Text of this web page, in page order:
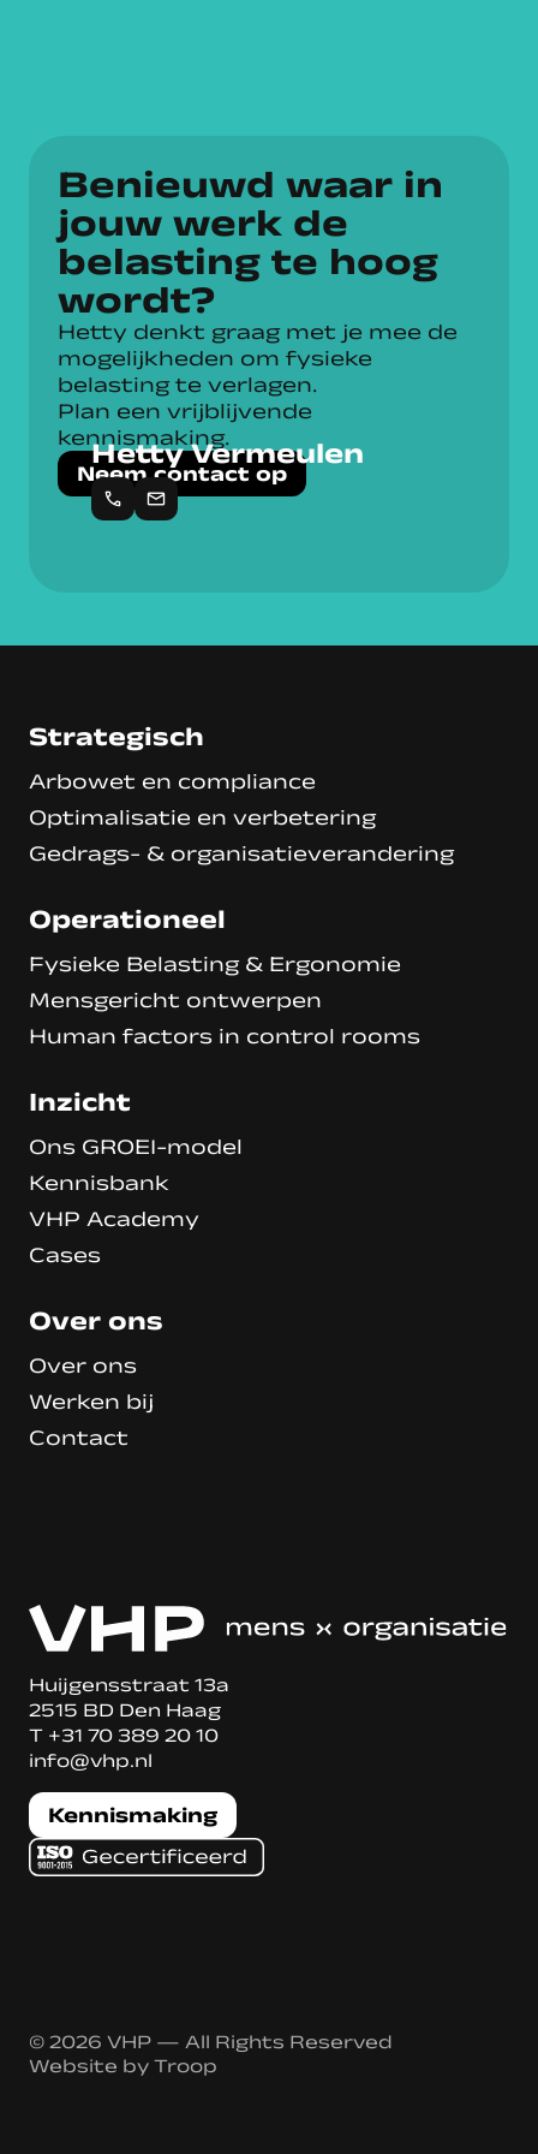
Hetty Vermeulen
call mail
Benieuwd waar in
jouw werk de
belasting te hoog
wordt?
Hetty denkt graag met je mee de
mogelijkheden om fysieke
belasting te verlagen.
Plan een vrijblijvende
kennismaking.
Neem contact op
Strategisch
Arbowet en compliance
Optimalisatie en verbetering
Gedrags- & organisatieverandering
Operationeel
Fysieke Belasting & Ergonomie
Mensgericht ontwerpen
Human factors in control rooms
Inzicht
Ons GROEI-model
Kennisbank
VHP Academy
Cases
Over ons
Over ons
Werken bij
Contact
Huijgensstraat 13a
2515 BD Den Haag
T +31 70 389 20 10
info@vhp.nl
Kennismaking
© 2026 VHP — All Rights Reserved
Website by Troop